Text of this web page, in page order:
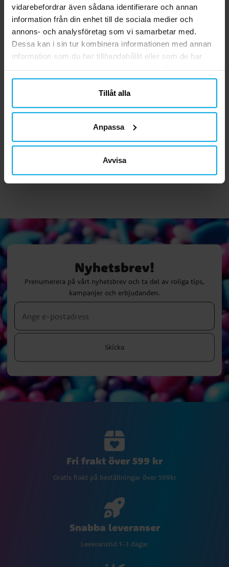
vidarebefordrar även sådana identifierare och annan
information från din enhet till de sociala medier och
annons- och analysföretag som vi samarbetar med.
Dessa kan i sin tur kombinera informationen med annan
information som du har tillhandahållit eller som de har
närsomhelst ändra ditt samtycke.
Tillåt alla
Anpassa
Avvisa
Tårtljus i vitt med
skimrande glitter siffra
Pris:39,00 kr
39,00 kr
Ballonger - Svarta 10-
Pris:29,00 kr
29,00 kr
Nyhetsbrev!
Prenumerera på vårt nyhetsbrev och ta del av roliga tips,
kampanjer och erbjudanden.
Skicka
Fri frakt över 599 kr
Gratis frakt på beställningar över 599kr
Snabba leveranser
Leveranstid 1-3 dagar